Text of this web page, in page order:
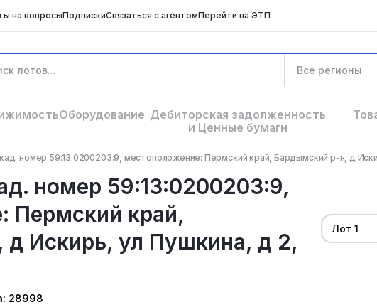
на вопросыПодпискиСвязаться с агентомПерейти на ЭТП
Все регионы
Оборудование Дебиторская задолженность
и Ценные бумаги
номер 59:13:0200203:9, местоположение: Пермский край, Бардымский р-н, д
номер 59:13:0200203:9,
Пермский край,
Искирь, ул Пушкина, д 2,
Лот 1
28998